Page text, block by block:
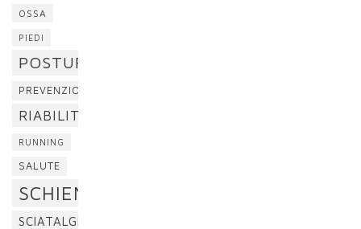
OSSA
PIEDI
POSTURA
PREVENZIONE
RIABILITAZIONE
RUNNING
SALUTE
SCHIENA
SCIATALGIA